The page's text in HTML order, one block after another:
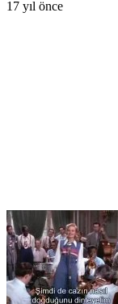
17 yıl önce